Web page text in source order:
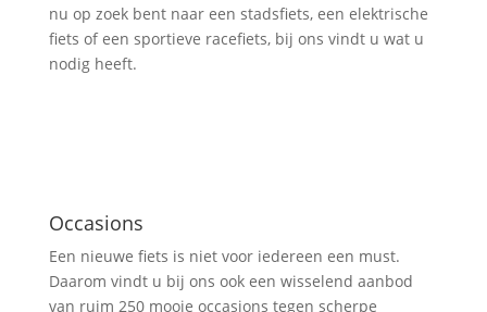
nu op zoek bent naar een stadsfiets, een elektrische
fiets of een sportieve racefiets, bij ons vindt u wat u
nodig heeft.
Occasions
Een nieuwe fiets is niet voor iedereen een must.
Daarom vindt u bij ons ook een wisselend aanbod
van ruim 250 mooie occasions tegen scherpe